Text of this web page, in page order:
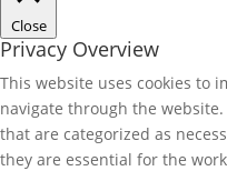
Close
Privacy Overview
This website uses cookies to
navigate through the
that are categorized as
they are essential for the